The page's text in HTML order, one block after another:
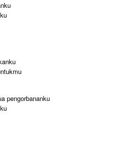
pengorbananku